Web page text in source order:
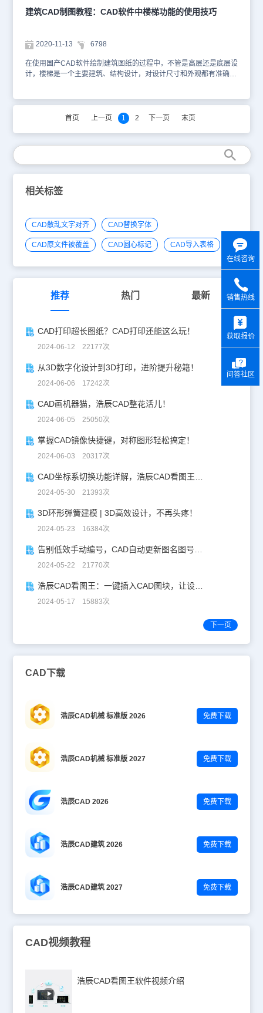
算起。梯段长度：直段楼梯的踏步宽度×踏步数目=平面投影的梯段长
度。梯段高度：直段楼梯的总高，始终等于踏步高度的总和，如果梯
重新计算踏步高。踏步高度：输入一个概略的踏步高设计初值，由楼
梯高度推算出最接近初值的设计值。由于踏步数目是整数，梯段高度
是一个给定的整数，因此踏步高度并非总是整数。用户给定一个概略
的目标值后，系统经过计算确定踏步高的精确值。踏步数目：该项可
维视图和三维视图，某些梯段只需要二维视图，某些梯段则只需要三
维。剖断设置：包括无剖断、下剖断、双剖断和上剖断四种设置。作
为坡道：勾选此复选框，踏步作防滑条间距，楼梯段按坡道生成。有
“加防滑条”和“落地”复选框。对话框中的蓝字表示有弹出提示，光标
滑过蓝字即可弹出有关该项的提示。在无模式对话框中输入参数后，
拖动光标到绘图区，命令行提示：点取位置或(转90度(A)/左右翻(S)/
上下翻(D)/对齐(F)/改转角(R)/改基点(T)]<退出>: 点取梯段的插入位置
和转角插入梯段。直线梯段为自定义的构件对象，因此具有夹点编辑
的特征，同时可以用对象编辑重新设定参数。建筑CAD软件中梯段夹
段宽，即可拖移该梯段改变宽度。[移动梯段] 在显示的夹点中，居于
梯段四个角点的夹点为移动梯段，点取四个中任意一个夹点，即表示
以该夹点为基点移动梯段。[改剖切位置] 在带有剖切线的梯段上，在
剖切线的两端还有两个夹点为改剖切位置，可拖移该夹点改变剖切线
的角度和位置。以上建筑CAD制图教程就是小编给大家整理的国产
CAD制图软件——浩辰CAD建筑软件中直线梯段的详细操作说明和
功能介绍，是不是很简单呢？感兴趣的小伙伴赶紧到浩辰CAD官网下
载中心免费安装试用正版浩辰CAD建筑软件来和小编一起来学习建筑
建筑CAD制图教程：CAD软件中楼梯功能的使用技巧
2020-11-13 6798
在使用国产CAD软件绘制建筑图纸的过程中，不管是高层还是底层设
计，楼梯是一个主要建筑、结构设计，对设计尺寸和外观都有准确的
一些功能的操作技巧。浩辰建筑CAD软件中提供了基本梯段对象，包
括直线、圆弧与任意梯段、还提供了常用的双跑楼梯对象、多跑楼梯
特性，各种楼梯与柱子在平面相交时，楼梯可以被柱子自动剪裁；双
跑楼梯的上下行方向标识符号可以随对象自动绘制，表示方向的文字
关设计扶手和楼梯，就可以完成楼梯绘制了，是不是很简单呢？本篇
载安装浩辰CAD建筑软件来和小编一起学习哦~
首页 上一页 1 2 下一页 末页
相关标签
CAD散乱文字对齐 CAD替换字体
CAD原文件被覆盖 CAD圆心标记 CAD导入表格
推荐 热门 最新
CAD打印超长图纸？CAD打印还能这么玩！
2024-06-12 22177次
从3D数字化设计到3D打印，进阶提升秘籍！
2024-06-06 17242次
CAD画机器猫，浩辰CAD整花活儿！
2024-06-05 25050次
掌握CAD镜像快捷键，对称图形轻松搞定！
2024-06-03 20317次
CAD坐标系切换功能详解，浩辰CAD看图王让设计更自由！
2024-05-30 21393次
3D环形弹簧建模 | 3D高效设计，不再头疼！
2024-05-23 16384次
告别低效手动编号，CAD自动更新图名图号轻松搞定！
2024-05-22 21770次
浩辰CAD看图王：一键插入CAD图块，让设计更高效！
2024-05-17 15883次
下一页
CAD下载
浩辰CAD机械 标准版 2026 免费下载
浩辰CAD机械 标准版 2027 免费下载
浩辰CAD 2026 免费下载
浩辰CAD建筑 2026 免费下载
浩辰CAD建筑 2027 免费下载
CAD视频教程
浩辰CAD看图王软件视频介绍
在线咨询
销售热线
获取报价
问答社区